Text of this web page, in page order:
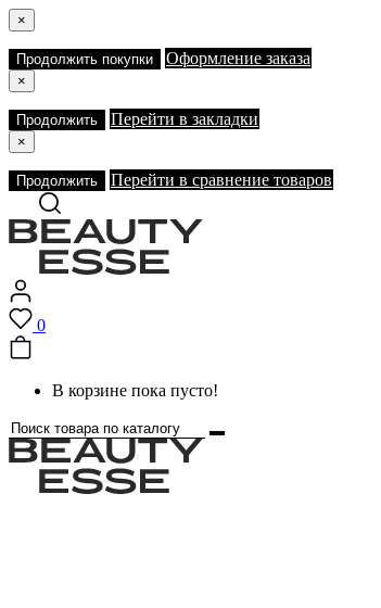
×
Продолжить покупки Оформление заказа
×
Продолжить Перейти в закладки
×
Продолжить Перейти в сравнение товаров
0
В корзине пока пусто!